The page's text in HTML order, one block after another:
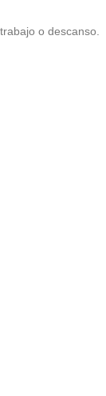
o descanso.